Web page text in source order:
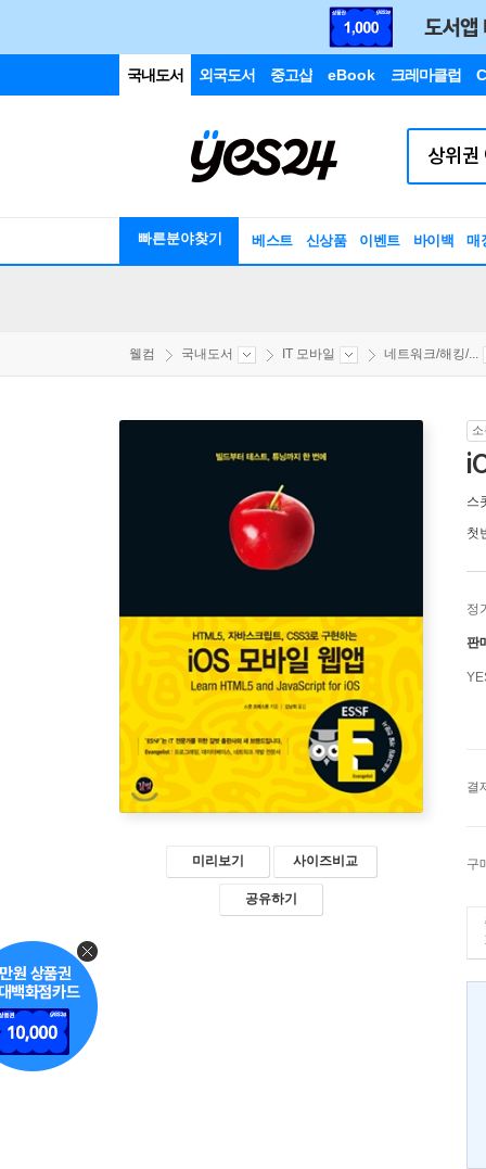
국내도서 외국도서 중고샵 eBook 크레마클럽
빠른분야찾기 베스트 신상품 이벤트 바이백 매
웰컴 국내도서 IT 모바일 네트워크/해킹/...
미리보기 사이즈비교
공유하기
스
첫
정
판
결
구